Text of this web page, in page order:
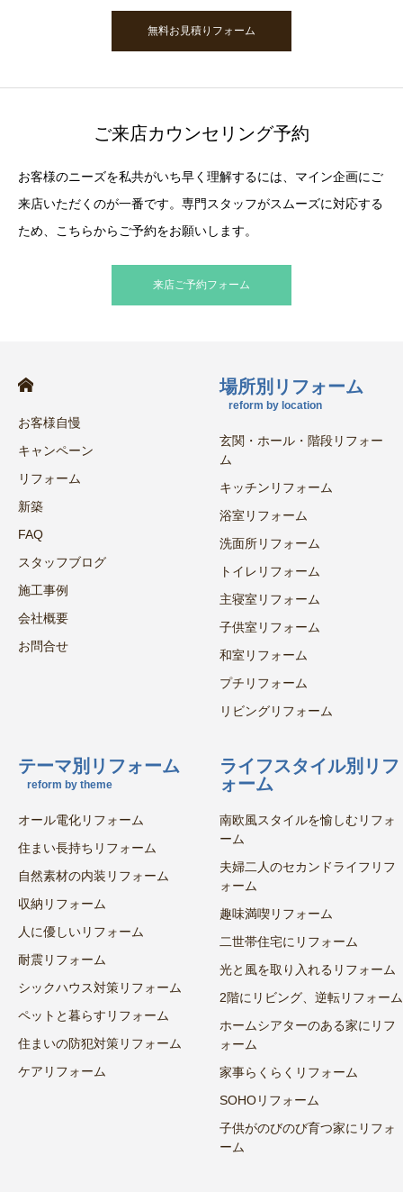
無料お見積りフォーム
ご来店カウンセリング予約
お客様のニーズを私共がいち早く理解するには、マイン企画にご
来店いただくのが一番です。専門スタッフがスムーズに対応する
ため、こちらからご予約をお願いします。
来店ご予約フォーム
お客様自慢
キャンペーン
リフォーム
新築
FAQ
スタッフブログ
施工事例
会社概要
お問合せ
場所別リフォーム
reform by location
玄関・ホール・階段リフォー
ム
キッチンリフォーム
浴室リフォーム
洗面所リフォーム
トイレリフォーム
主寝室リフォーム
子供室リフォーム
和室リフォーム
プチリフォーム
リビングリフォーム
テーマ別リフォーム
reform by theme
オール電化リフォーム
住まい長持ちリフォーム
自然素材の内装リフォーム
収納リフォーム
人に優しいリフォーム
耐震リフォーム
シックハウス対策リフォーム
ペットと暮らすリフォーム
住まいの防犯対策リフォーム
ケアリフォーム
ライフスタイル別リフ
ォーム
南欧風スタイルを愉しむリフォ
ーム
夫婦二人のセカンドライフリフ
ォーム
趣味満喫リフォーム
二世帯住宅にリフォーム
光と風を取り入れるリフォーム
2階にリビング、逆転リフォーム
ホームシアターのある家にリフ
ォーム
家事らくらくリフォーム
SOHOリフォーム
子供がのびのび育つ家にリフォ
ーム